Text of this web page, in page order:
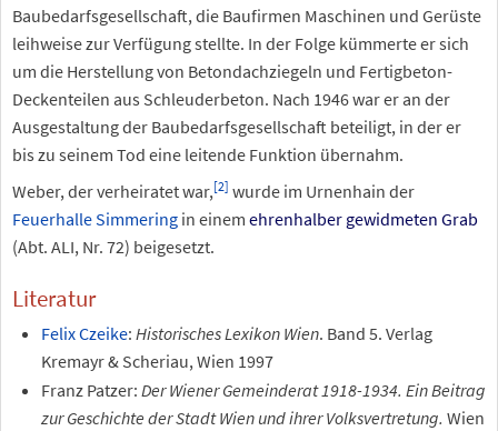
Baubedarfsgesellschaft, die Baufirmen Maschinen und Gerüste
leihweise zur Verfügung stellte. In der Folge kümmerte er sich
um die Herstellung von Betondachziegeln und Fertigbeton-
Deckenteilen aus Schleuderbeton. Nach 1946 war er an der
Ausgestaltung der Baubedarfsgesellschaft beteiligt, in der er
bis zu seinem Tod eine leitende Funktion übernahm.
Weber, der verheiratet war,[2] wurde im Urnenhain der
Feuerhalle Simmering in einem ehrenhalber gewidmeten Grab
(Abt. ALI, Nr. 72) beigesetzt.
Literatur
Felix Czeike: Historisches Lexikon Wien. Band 5. Verlag
Kremayr & Scheriau, Wien 1997
Franz Patzer: Der Wiener Gemeinderat 1918-1934. Ein Beitrag
zur Geschichte der Stadt Wien und ihrer Volksvertretung. Wien